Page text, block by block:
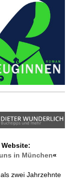
Website:
in München«
zwei Jahrzehnte